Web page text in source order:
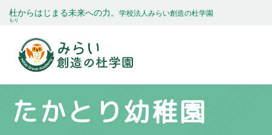
杜
もり
からはじまる未来への力。 学校法人みらい創造の杜学園
たかとり幼稚園